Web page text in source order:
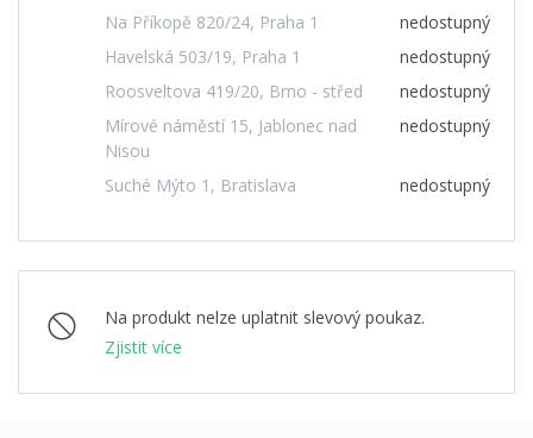
Na Příkopě 820/24, Praha 1
nedostupný
Havelská 503/19, Praha 1
nedostupný
Roosveltova 419/20, Brno - střed
nedostupný
Mírové náměstí 15, Jablonec nad
Nisou
nedostupný
Suché Mýto 1, Bratislava nedostupný
Na produkt nelze uplatnit slevový poukaz.
Zjistit více